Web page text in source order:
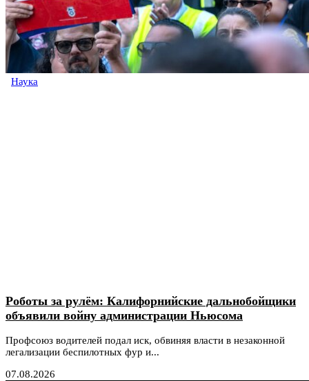
Наука
Роботы за рулём: Калифорнийские дальнобойщики
объявили войну администрации Ньюсома
Профсоюз водителей подал иск, обвиняя власти в незаконной
легализации беспилотных фур и...
07.08.2026